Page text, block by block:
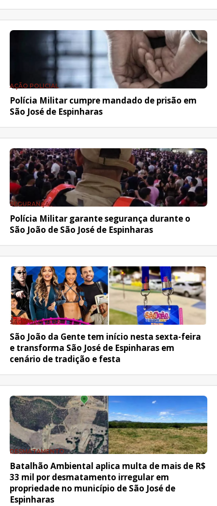
AÇÃO POLICIAL
Polícia Militar cumpre mandado de prisão em
São José de Espinharas
SEGURANÇA
Polícia Militar garante segurança durante o
São João de São José de Espinharas
SÃO JOÃO 2026
São João da Gente tem início nesta sexta-feira
e transforma São José de Espinharas em
cenário de tradição e festa
DESMATAMENTO
Batalhão Ambiental aplica multa de mais de R$
33 mil por desmatamento irregular em
propriedade no município de São José de
Espinharas